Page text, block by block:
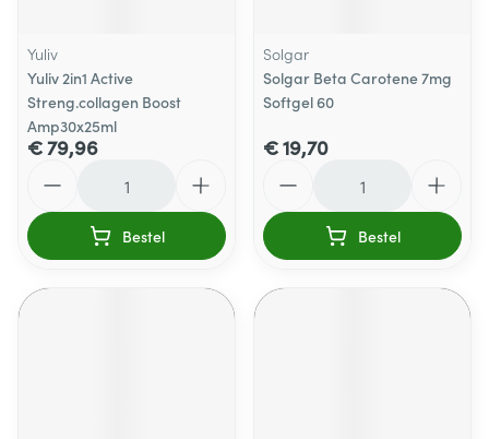
Yuliv
Yuliv 2in1 Active
Streng.collagen Boost
Amp30x25ml
€ 79,96
Bestel
Solgar
Solgar Beta Carotene 7mg
Softgel 60
€ 19,70
Bestel